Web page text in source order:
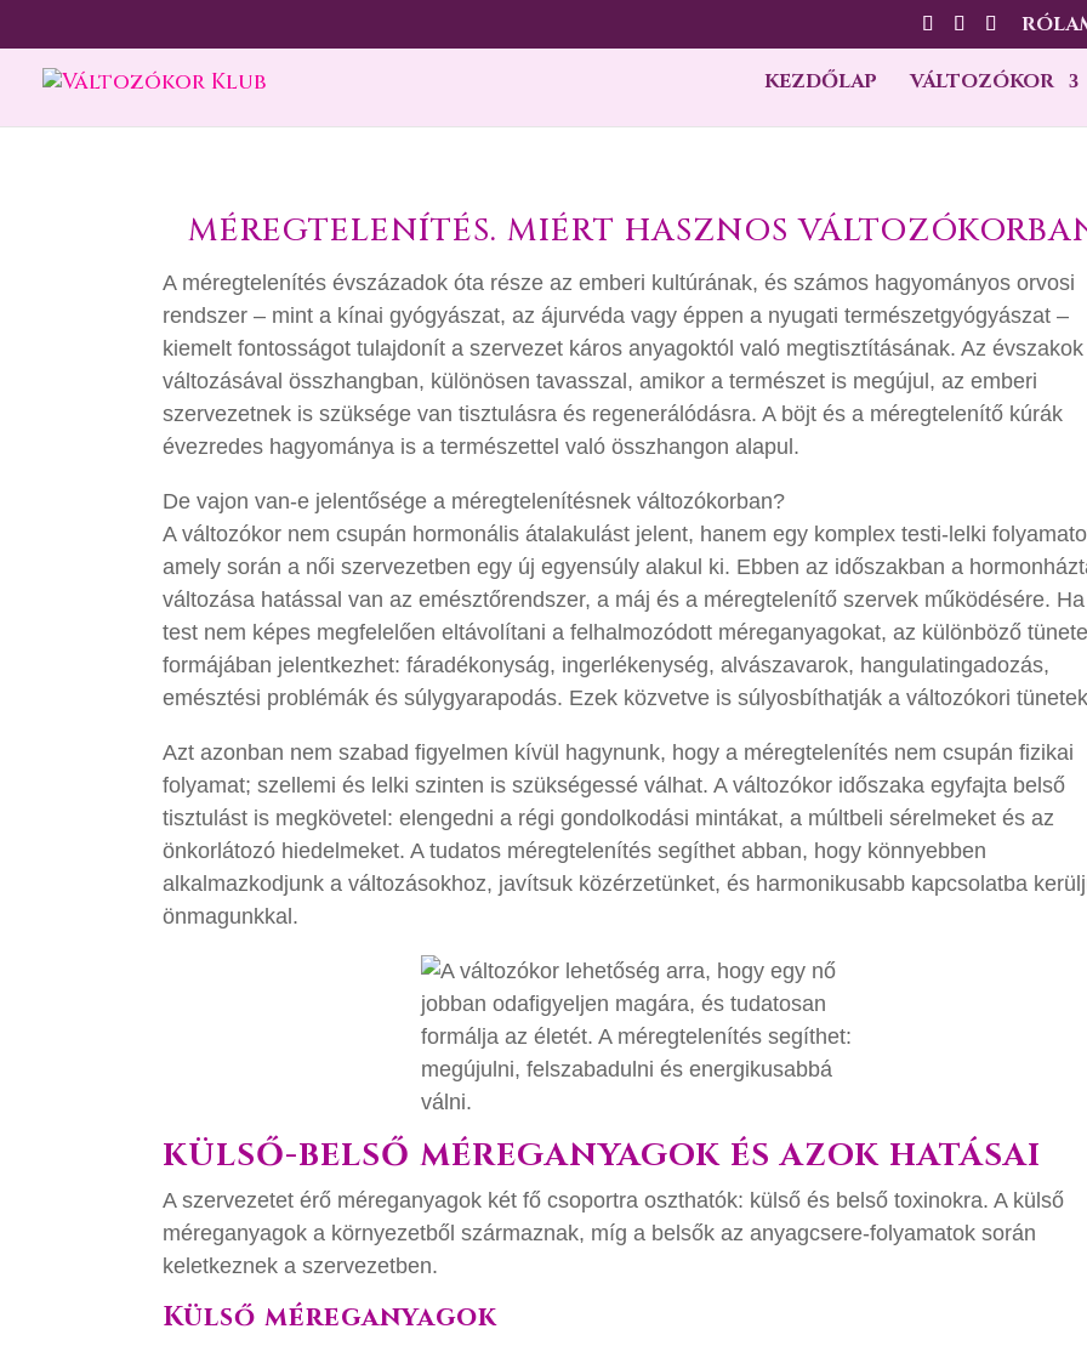
KEZDŐLAP VÁLTOZÓKOR
MÉREGTELENÍTÉS. MIÉRT HASZNOS
A méregtelenítés évszázadok óta része az emberi kultúrának, és számos hagyományos orvosi
rendszer – mint a kínai gyógyászat, az ájurvéda vagy éppen a nyugati természetgyógyászat –
kiemelt fontosságot tulajdonít a szervezet káros anyagoktól való megtisztításának. Az évszakok
változásával összhangban, különösen tavasszal, amikor a természet is megújul, az emberi
szervezetnek is szüksége van tisztulásra és regenerálódásra. A böjt és a méregtelenítő kúrák
évezredes hagyománya is a természettel való összhangon alapul.
De vajon van-e jelentősége a méregtelenítésnek változókorban?
A változókor nem csupán hormonális átalakulást jelent, hanem egy komplex testi-lelki
amely során a női szervezetben egy új egyensúly alakul ki. Ebben az időszakban a
változása hatással van az emésztőrendszer, a máj és a méregtelenítő szervek működésére.
test nem képes megfelelően eltávolítani a felhalmozódott méreganyagokat, az különböző
formájában jelentkezhet: fáradékonyság, ingerlékenység, alvászavarok, hangulatingadozás,
emésztési problémák és súlygyarapodás. Ezek közvetve is súlyosbíthatják a változókori
Azt azonban nem szabad figyelmen kívül hagynunk, hogy a méregtelenítés nem csupán fizikai
folyamat; szellemi és lelki szinten is szükségessé válhat. A változókor időszaka egyfajta belső
tisztulást is megkövetel: elengedni a régi gondolkodási mintákat, a múltbeli sérelmeket és az
önkorlátozó hiedelmeket. A tudatos méregtelenítés segíthet abban, hogy könnyebben
alkalmazkodjunk a változásokhoz, javítsuk közérzetünket, és harmonikusabb kapcsolatba
önmagunkkal.
KÜLSŐ-BELSŐ MÉREGANYAGOK ÉS AZOK HATÁSAI
A szervezetet érő méreganyagok két fő csoportra oszthatók: külső és belső toxinokra. A külső
méreganyagok a környezetből származnak, míg a belsők az anyagcsere-folyamatok során
keletkeznek a szervezetben.
Külső méreganyagok